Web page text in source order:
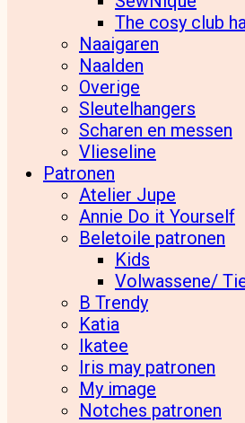
The cosy club
Naaigaren
Naalden
Overige
Sleutelhangers
Scharen en messen
Vlieseline
Patronen
Atelier Jupe
Annie Do it Yourself
Beletoile patronen
Kids
Volwassene/
B Trendy
Katia
Ikatee
Iris may patronen
My image
Notches patronen